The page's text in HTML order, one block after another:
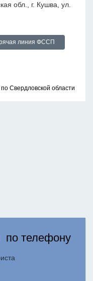
обл., г. Кушва, ул.
линия ФССП
Свердловской области